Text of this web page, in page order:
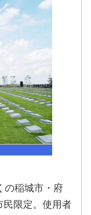
の稲城市・府
民限定。使用者